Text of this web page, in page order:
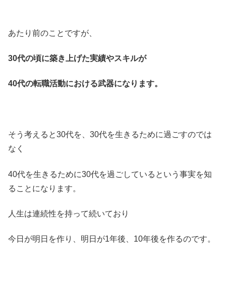
あたり前のことですが、
30代の頃に築き上げた実績やスキルが
40代の転職活動における武器になります。
そう考えると30代を、30代を生きるために過ごすのでは
なく
40代を生きるために30代を過ごしているという事実を知
ることになります。
人生は連続性を持って続いており
今日が明日を作り、明日が1年後、10年後を作るのです。